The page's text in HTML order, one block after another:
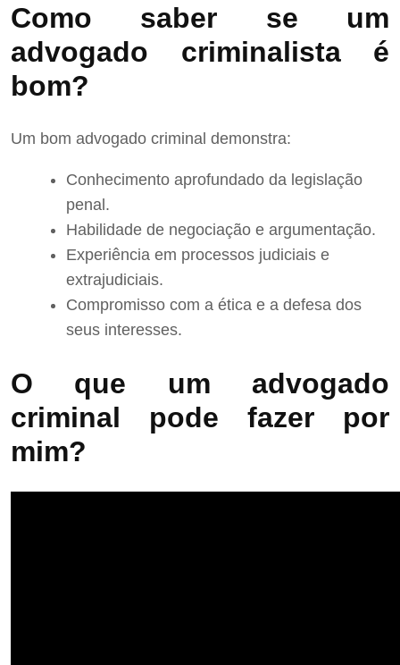
Como saber se um
advogado criminalista é
bom?
Um bom advogado criminal demonstra:
Conhecimento aprofundado da legislação
penal.
Habilidade de negociação e argumentação.
Experiência em processos judiciais e
extrajudiciais.
Compromisso com a ética e a defesa dos
seus interesses.
O que um advogado
criminal pode fazer por
mim?